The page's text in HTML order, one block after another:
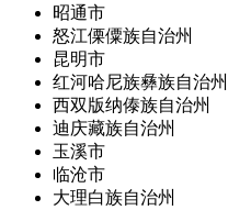
昭通市
怒江傈僳族自治州
昆明市
红河哈尼族彝族自治州
西双版纳傣族自治州
迪庆藏族自治州
玉溪市
临沧市
大理白族自治州